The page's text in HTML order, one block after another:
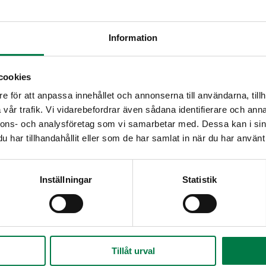
Information
för att anpassa innehållet och annonserna till användarna,
trafik. Vi vidarebefordrar även sådana identifierare och
och analysföretag som vi samarbetar med. Dessa kan i
har tillhandahållit eller som de har samlat in när du har
Inställningar Statistik
Tillåt urval
Vatkaa munien rakenne rikki ja lisää joukkoon
Kaada taikina voideltuun uunipannuun.
20 – 25 minuuttia.
Kumoa pohja leivinpaperin päälle.
Ripottele päälle vehnäjauhot ja jatka
tuorejuusto ja sekoita. Hienonna joukkoon
pippurilla.
ja kuorruta munakasrullaa 250-asteisessa
Ohje: Kotimaiset Kasvikset ry